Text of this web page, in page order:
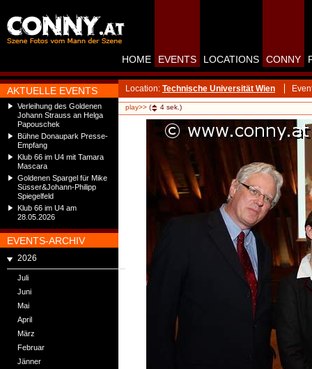
AKTUELLE EVENTS
Verleihung des Goldenen
Johann Strauss an Helga
Papouschek
Bühne Donaupark Presse-
Empfang
Klub 66 im U4 mit Tamara
Mascara
Goldenen Spargel für Mike
Süsser&Johann-Philipp
Spiegelfeld
Klub 66 im U4 am
28.05.2026
EVENTS-ARCHIV
2026
Juli
Juni
Mai
April
März
Februar
Jänner
HOME EVENTS LOCATIONS CONNY
Location: Technische Universität Wien
play>> ( 4 sek.)